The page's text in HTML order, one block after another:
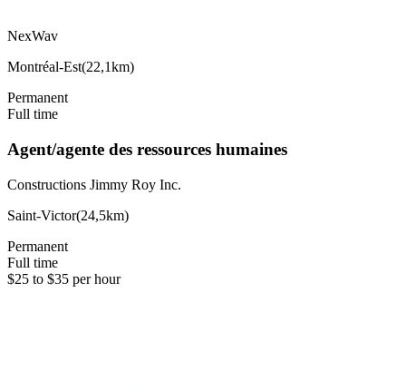
NexWav
Montréal-Est(22,1km)
Permanent
Full time
Agent/agente des ressources humaines
Constructions Jimmy Roy Inc.
Saint-Victor(24,5km)
Permanent
Full time
$25 to $35 per hour